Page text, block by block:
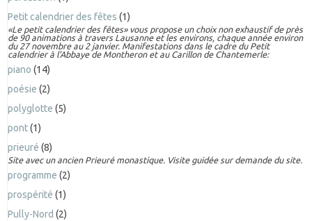
Petit calendrier des fêtes (1)
«Le petit calendrier des fêtes» vous propose un choix non exhaustif de près
de 90 animations à travers Lausanne et les environs, chaque année environ
du 27 novembre au 2 janvier. Manifestations dans le cadre du Petit
calendrier à l'Abbaye de Montheron et au Carillon de Chantemerle:
piano (14)
poésie (2)
polyglotte (5)
pont(1)
prieuré (8)
Site avec un ancien Prieuré monastique. Visite guidée sur demande du site.
programme (2)
prospérité (1)
Pully-Nord (2)